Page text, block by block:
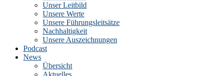
Unser Leitbild
Unsere Werte
Unsere Führungsleitsätze
Nachhaltigkeit
Unsere Auszeichnungen
Podcast
News
Übersicht
Aktuelles